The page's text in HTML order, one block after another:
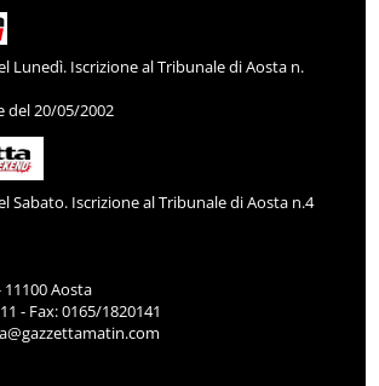
Lunedì. Iscrizione al Tribunale di Aosta n.
del 20/05/2002
Sabato. Iscrizione al Tribunale di Aosta n.4
11100 Aosta
- Fax: 0165/1820141